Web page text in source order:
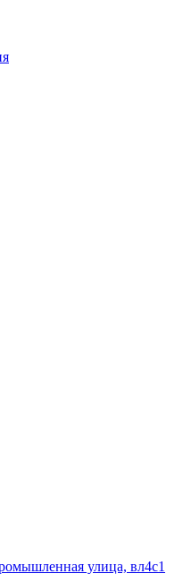
улица, вл4с1